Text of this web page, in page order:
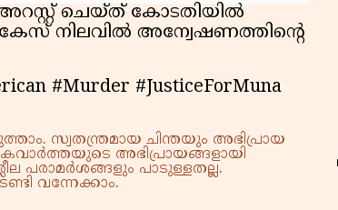
ചെയ്ത് കോടതിയിൽ
കേസ് നിലവിൽ അന്വേഷണത്തിന്റെ
#Murder #JusticeForMuna
സ്വതന്ത്രമായ ചിന്തയും അഭിപ്രായ
അഭിപ്രായങ്ങളായി
പരാമർശങ്ങളും പാടുള്ളതല്ല.
വന്നേക്കാം.